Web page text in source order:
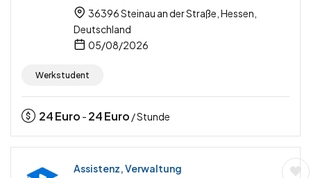
36396 Steinau an der Straße, Hessen,
Deutschland
05/08/2026
Werkstudent
24Euro - 24Euro / Stunde
Assistenz, Verwaltung